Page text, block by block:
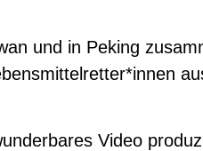
und in Peking
Video